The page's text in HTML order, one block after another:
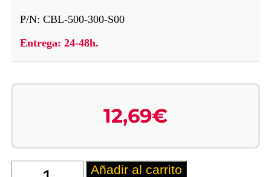
P/N: CBL-500-300-S00
Entrega: 24-48h.
12,69€
Añadir al carrito